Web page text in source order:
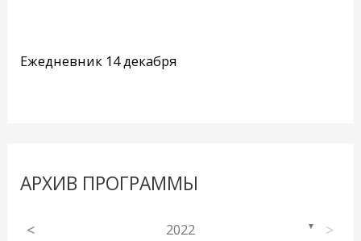
Ежедневник 14 декабря
АРХИВ ПРОГРАММЫ
< 2022 ▼ >